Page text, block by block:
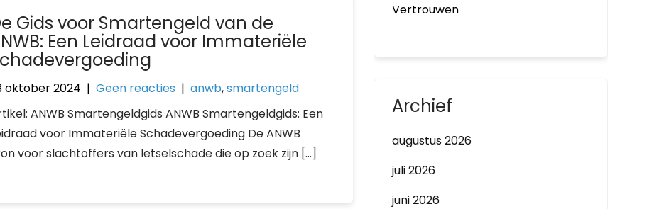
Gids voor Smartengeld van de
Een Leidraad voor Immateriële
oktober 2024 |Geen reacties |anwb,smartengeld
ANWB Smartengeldgids ANWB Smartengeldgids: Een
voor Immateriële Schadevergoeding De ANWB
voor slachtoffers van letselschade die op zoek zijn […]
Vertrouwen
Archief
augustus 2026
juli 2026
juni 2026